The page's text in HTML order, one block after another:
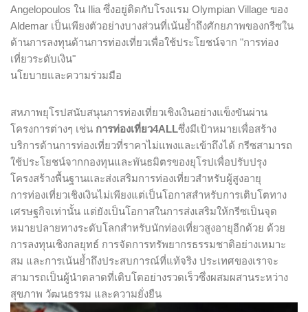
Angelopoulos ใน Ilia ซึ่งอยู่ติดกับโรงแรม Olympian Village ของ
Aldemar เป็นเพียงตัวอย่างบางส่วนที่เน้นย้ำถึงศักยภาพของกรีซใน
ด้านการลงทุนด้านการท่องเที่ยวเพื่อใช้ประโยชน์จาก "การท่อง
เที่ยวระดับเงิน"
นโยบายและความร่วมมือ
สหภาพยุโรปสนับสนุนการท่องเที่ยวเชิงเงินอย่างแข็งขันผ่าน
โครงการต่างๆ เช่น การท่องเที่ยว4ALLซึ่งมีเป้าหมายเพื่อสร้าง
บริการด้านการท่องเที่ยวที่ราคาไม่แพงและเข้าถึงได้ กรีซสามารถ
ใช้ประโยชน์จากกองทุนและพันธมิตรของยุโรปเพื่อปรับปรุง
โครงสร้างพื้นฐานและส่งเสริมการท่องเที่ยวสำหรับผู้สูงอายุ
การท่องเที่ยวเชิงเงินไม่เพียงแต่เป็นโอกาสสำหรับการเติบโตทาง
เศรษฐกิจเท่านั้น แต่ยังเป็นโอกาสในการส่งเสริมให้กรีซเป็นจุด
หมายปลายทางระดับโลกสำหรับนักท่องเที่ยวสูงอายุอีกด้วย ด้วย
การลงทุนเชิงกลยุทธ์ การจัดการทรัพยากรธรรมชาติอย่างเหมาะ
สม และการเน้นย้ำถึงประสบการณ์ที่แท้จริง ประเทศของเราจะ
สามารถเป็นผู้นำตลาดที่เติบโตอย่างรวดเร็วซึ่งผสมผสานระหว่าง
สุขภาพ วัฒนธรรม และความยั่งยืน